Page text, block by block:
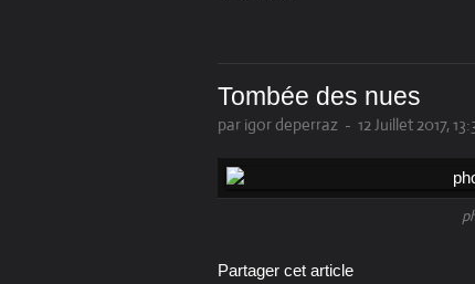
Tombée des nues
par igor deperraz - 12 Juillet 2017,
Partager cet article